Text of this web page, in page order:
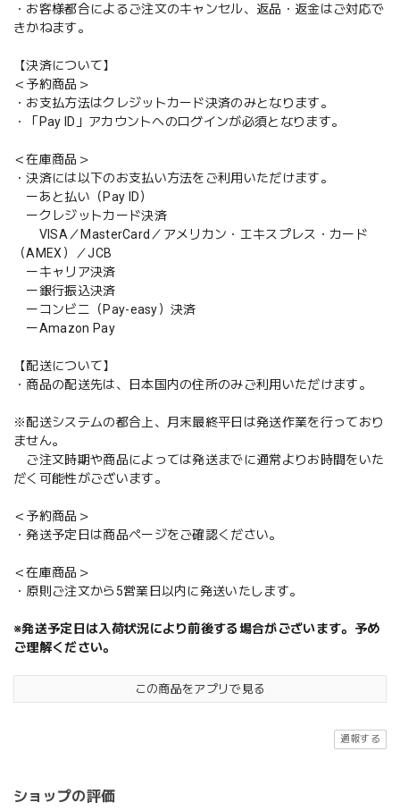
・お客様都合によるご注文のキャンセル、返品・返金はご対応で
きかねます。
【決済について】
＜予約商品＞
・お支払方法はクレジットカード決済のみとなります。
・「Pay ID」アカウントへのログインが必須となります。
＜在庫商品＞
・決済には以下のお支払い方法をご利用いただけます。
ーあと払い（Pay ID）
ークレジットカード決済
VISA／MasterCard／アメリカン・エキスプレス・カード
（AMEX）／JCB
ーキャリア決済
ー銀行振込決済
ーコンビニ（Pay-easy）決済
ーAmazon Pay
【配送について】
・商品の配送先は、日本国内の住所のみご利用いただけます。
※配送システムの都合上、月末最終平日は発送作業を行っており
ません。
ご注文時期や商品によっては発送までに通常よりお時間をいた
だく可能性がございます。
＜予約商品＞
・発送予定日は商品ページをご確認ください。
＜在庫商品＞
・原則ご注文から5営業日以内に発送いたします。
※発送予定日は入荷状況により前後する場合がございます。予め
ご理解ください。
この商品をアプリで見る
通報する
ショップの評価